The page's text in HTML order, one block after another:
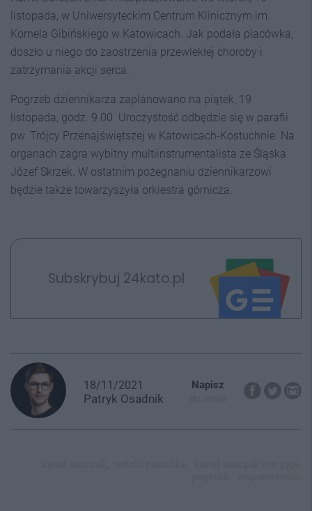
listopada, w Uniwersyteckim Centrum Klinicznym im.
Kornela Gibińskiego w Katowicach. Jak podała placówka,
doszło u niego do zaostrzenia przewlekłej choroby i
zatrzymania akcji serca.
Pogrzeb dziennikarza zaplanowano na piątek, 19
listopada, godz. 9.00. Uroczystość odbędzie się w parafii
pw. Trójcy Przenajświętszej w Katowicach-Kostuchnie. Na
organach zagra wybitny multiinstrumentalista ze Śląska
Józef Skrzek. W ostatnim pożegnaniu dziennikarzowi
będzie także towarzyszyła orkiestra górnicza.
Subskrybuj 24kato.pl
18/11/2021
Patryk Osadnik
Napisz